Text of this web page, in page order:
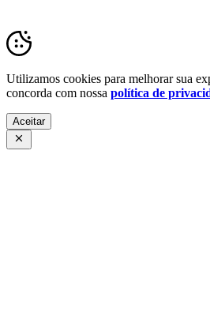
Utilizamos cookies para melhorar sua
concorda com nossa política de
Aceitar